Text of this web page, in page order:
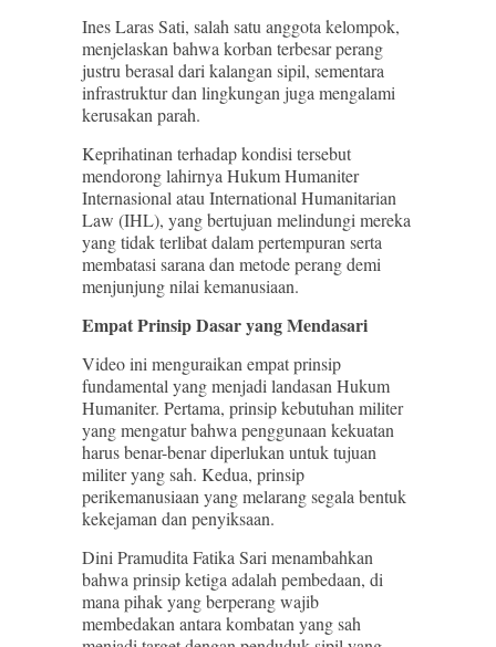
Ines Laras Sati, salah satu anggota kelompok,
menjelaskan bahwa korban terbesar perang
justru berasal dari kalangan sipil, sementara
infrastruktur dan lingkungan juga mengalami
kerusakan parah.
Keprihatinan terhadap kondisi tersebut
mendorong lahirnya Hukum Humaniter
Internasional atau International Humanitarian
Law (IHL), yang bertujuan melindungi mereka
yang tidak terlibat dalam pertempuran serta
membatasi sarana dan metode perang demi
menjunjung nilai kemanusiaan.
Empat Prinsip Dasar yang Mendasari
Video ini menguraikan empat prinsip
fundamental yang menjadi landasan Hukum
Humaniter. Pertama, prinsip kebutuhan militer
yang mengatur bahwa penggunaan kekuatan
harus benar-benar diperlukan untuk tujuan
militer yang sah. Kedua, prinsip
perikemanusiaan yang melarang segala bentuk
kekejaman dan penyiksaan.
Dini Pramudita Fatika Sari menambahkan
bahwa prinsip ketiga adalah pembedaan, di
mana pihak yang berperang wajib
membedakan antara kombatan yang sah